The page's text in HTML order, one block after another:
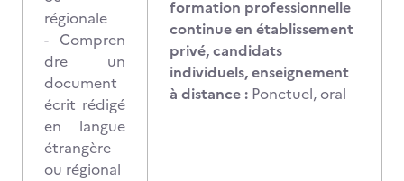
régionale
- Compren
dre un
document
écrit rédigé
en langue
étrangère
ou régional
formation professionnelle
continue en établissement
privé, candidats
individuels, enseignement
à distance : Ponctuel, oral